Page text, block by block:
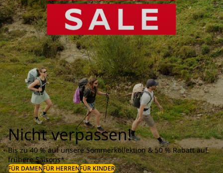
Nicht verpassen!
Bis zu 40 % auf unsere Sommerkollektion & 50 % Rabatt auf
frühere Saisons*
FÜR DAMENFÜR HERRENFÜR KINDER